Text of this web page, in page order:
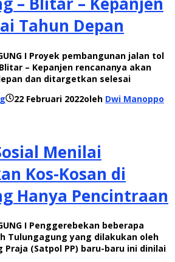
Tahun Depan
I Proyek pembangunan jalan tol
– Kepanjen rencananya akan
dan ditargetkan selesai
22 Februari 2022oleh Dwi Manoppo
Menilai
Kos-Kosan di
Hanya Pencintraan
I Penggerebekan beberapa
Tulungagung yang dilakukan oleh
Praja (Satpol PP) baru-baru ini dinilai